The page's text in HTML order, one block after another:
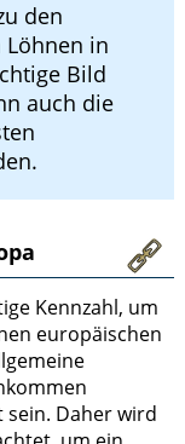
den
in
Bild
auch die
Kennzahl, um
europäischen
Daher wird